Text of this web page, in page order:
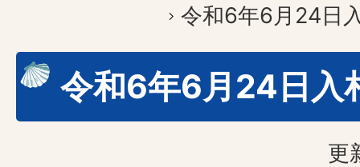
令和6年6月24日
令和6年6月24日入
更